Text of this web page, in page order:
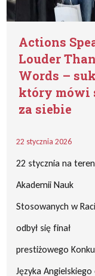
Actions
Louder Than
Words –
który mówi
za siebie
22 stycznia 2026
22 stycznia na
Akademii Nauk
Stosowanych w
odbył się finał
prestiżowego
Języka Angielskiego